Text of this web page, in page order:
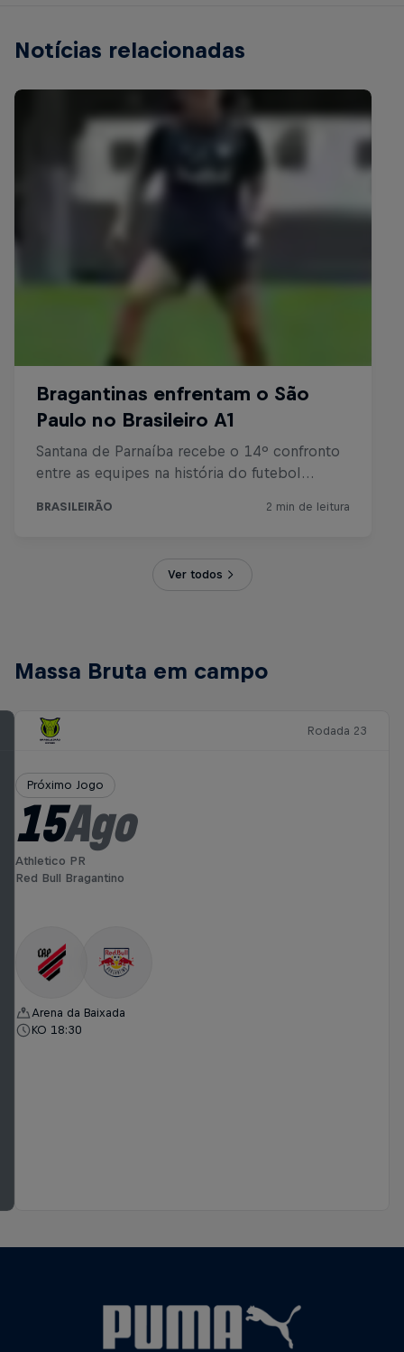
Notícias relacionadas
Ver todos
Massa Bruta em campo
Rodada 23
Próximo Jogo
15Ago
Athletico PR
Red Bull Bragantino
Arena da Baixada
KO 18:30